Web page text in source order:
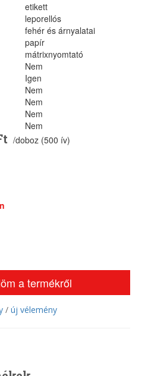
etikett
leporellós
fehér és árnyalatai
papír
mátrixnyomtató
Nem
Igen
Nem
Nem
Nem
Nem
/doboz (500 ív)
a termékről
/ új vélemény